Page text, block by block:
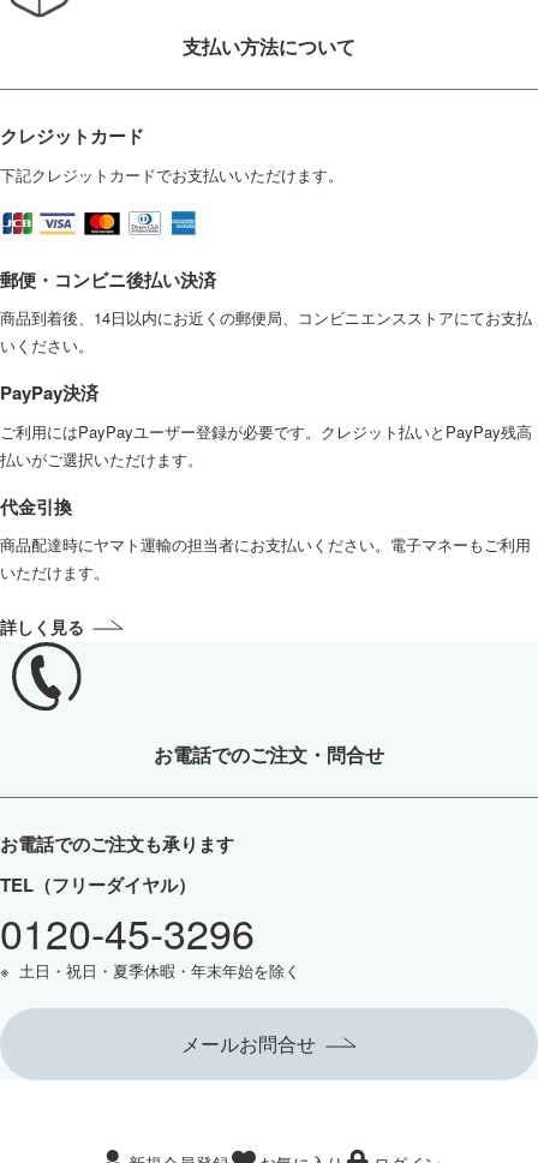
支払い方法について
クレジットカード
下記クレジットカードでお支払いいただけます。
郵便・コンビニ後払い決済
商品到着後、14日以内にお近くの郵便局、コンビニエンスストアにてお支払
いください。
PayPay決済
ご利用にはPayPayユーザー登録が必要です。クレジット払いとPayPay残高
払いがご選択いただけます。
代金引換
商品配達時にヤマト運輸の担当者にお支払いください。電子マネーもご利用
いただけます。
詳しく見る
お電話でのご注文・問合せ
お電話でのご注文も承ります
TEL（フリーダイヤル）
0120-45-3296
土日・祝日・夏季休暇・年末年始を除く
メールお問合せ